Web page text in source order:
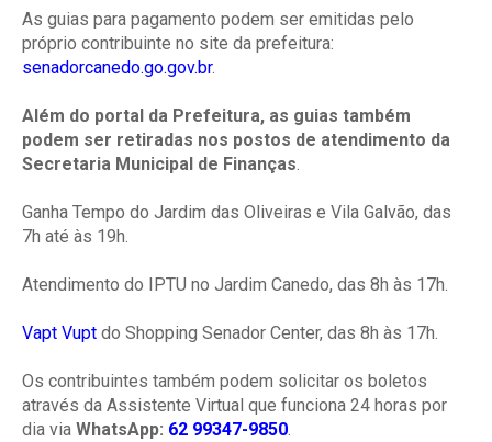
As guias para pagamento podem ser emitidas pelo
próprio contribuinte no site da prefeitura:
senadorcanedo.go.gov.br.
Além do portal da Prefeitura, as guias também
podem ser retiradas nos postos de atendimento da
Secretaria Municipal de Finanças.
Ganha Tempo do Jardim das Oliveiras e Vila Galvão, das
7h até às 19h.
Atendimento do IPTU no Jardim Canedo, das 8h às 17h.
Vapt Vupt do Shopping Senador Center, das 8h às 17h.
Os contribuintes também podem solicitar os boletos
através da Assistente Virtual que funciona 24 horas por
dia via WhatsApp: 62 99347-9850.